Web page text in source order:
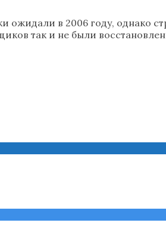
ожидали в 2006 году, однако
так и не были